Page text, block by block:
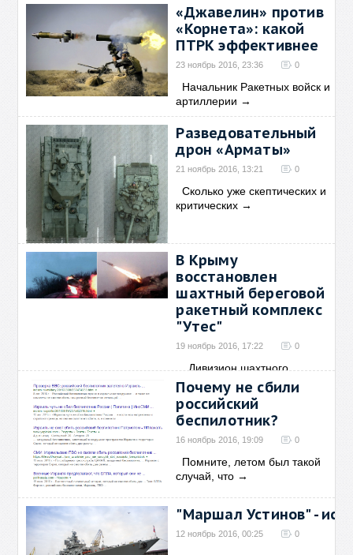
«Джавелин» против
«Корнета»: какой
ПТРК эффективнее
23 ноябрь 2016, 23:36 0
Начальник Ракетных войск и
артиллерии →
Разведовательный
дрон «Арматы»
21 ноябрь 2016, 13:21 0
Сколько уже скептических и
критических →
В Крыму
восстановлен
шахтный береговой
ракетный комплекс
"Утес"
19 ноябрь 2016, 17:22 0
Дивизион шахтного
берегового →
Почему не сбили
российский
беспилотник?
16 ноябрь 2016, 19:09 0
Помните, летом был такой
случай, что →
"Маршал Устинов" -
12 ноябрь 2016, 00:25 0